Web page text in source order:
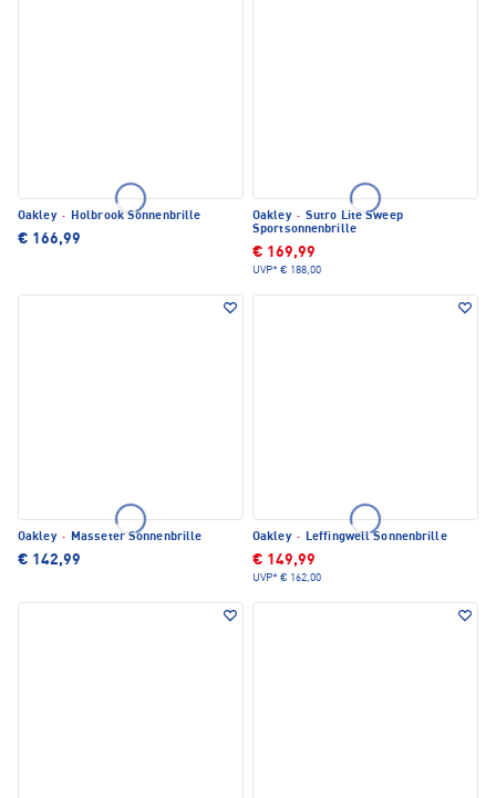
Oakley · Holbrook Sonnenbrille
€ 166,99
Oakley · Sutro Lite Sweep
Sportsonnenbrille
€ 169,99
UVP* € 188,00
Oakley · Masseter Sonnenbrille
€ 142,99
Oakley · Leffingwell Sonnenbrille
€ 149,99
UVP* € 162,00